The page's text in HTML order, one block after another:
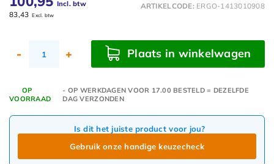
Incl. btw
83,43 Excl. btw
ARTIKELCODE: ERGO-1413010908
- + Plaats in winkelwagen
OP
VOORRAAD
- OP WERKDAGEN VOOR 17.00 BESTELD = DEZELFDE
DAG VERZONDEN
Is dit het juiste product voor jou?
Gebruik onze handige keuzecheck